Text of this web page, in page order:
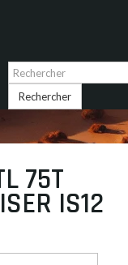
Rechercher
75T
IS12